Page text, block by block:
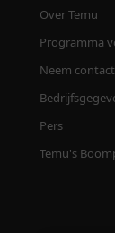
Over Temu
Programma
Neem
Pers
Temu's